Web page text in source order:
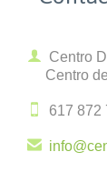

Centro
Centro de
 617 872
